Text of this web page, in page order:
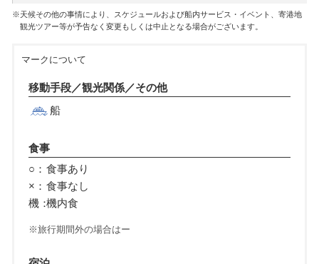
天候その他の事情により、スケジュールおよび船内サービス・イベント、寄港地
観光ツアー等が予告なく変更もしくは中止となる場合がございます。
マークについて
移動手段／観光関係／その他
船
食事
○： 食事あり
×： 食事なし
機：機内食
旅行期間外の場合はー